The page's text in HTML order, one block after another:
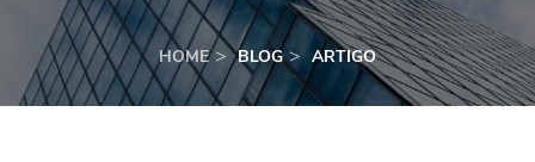
HOME BLOG ARTIGO